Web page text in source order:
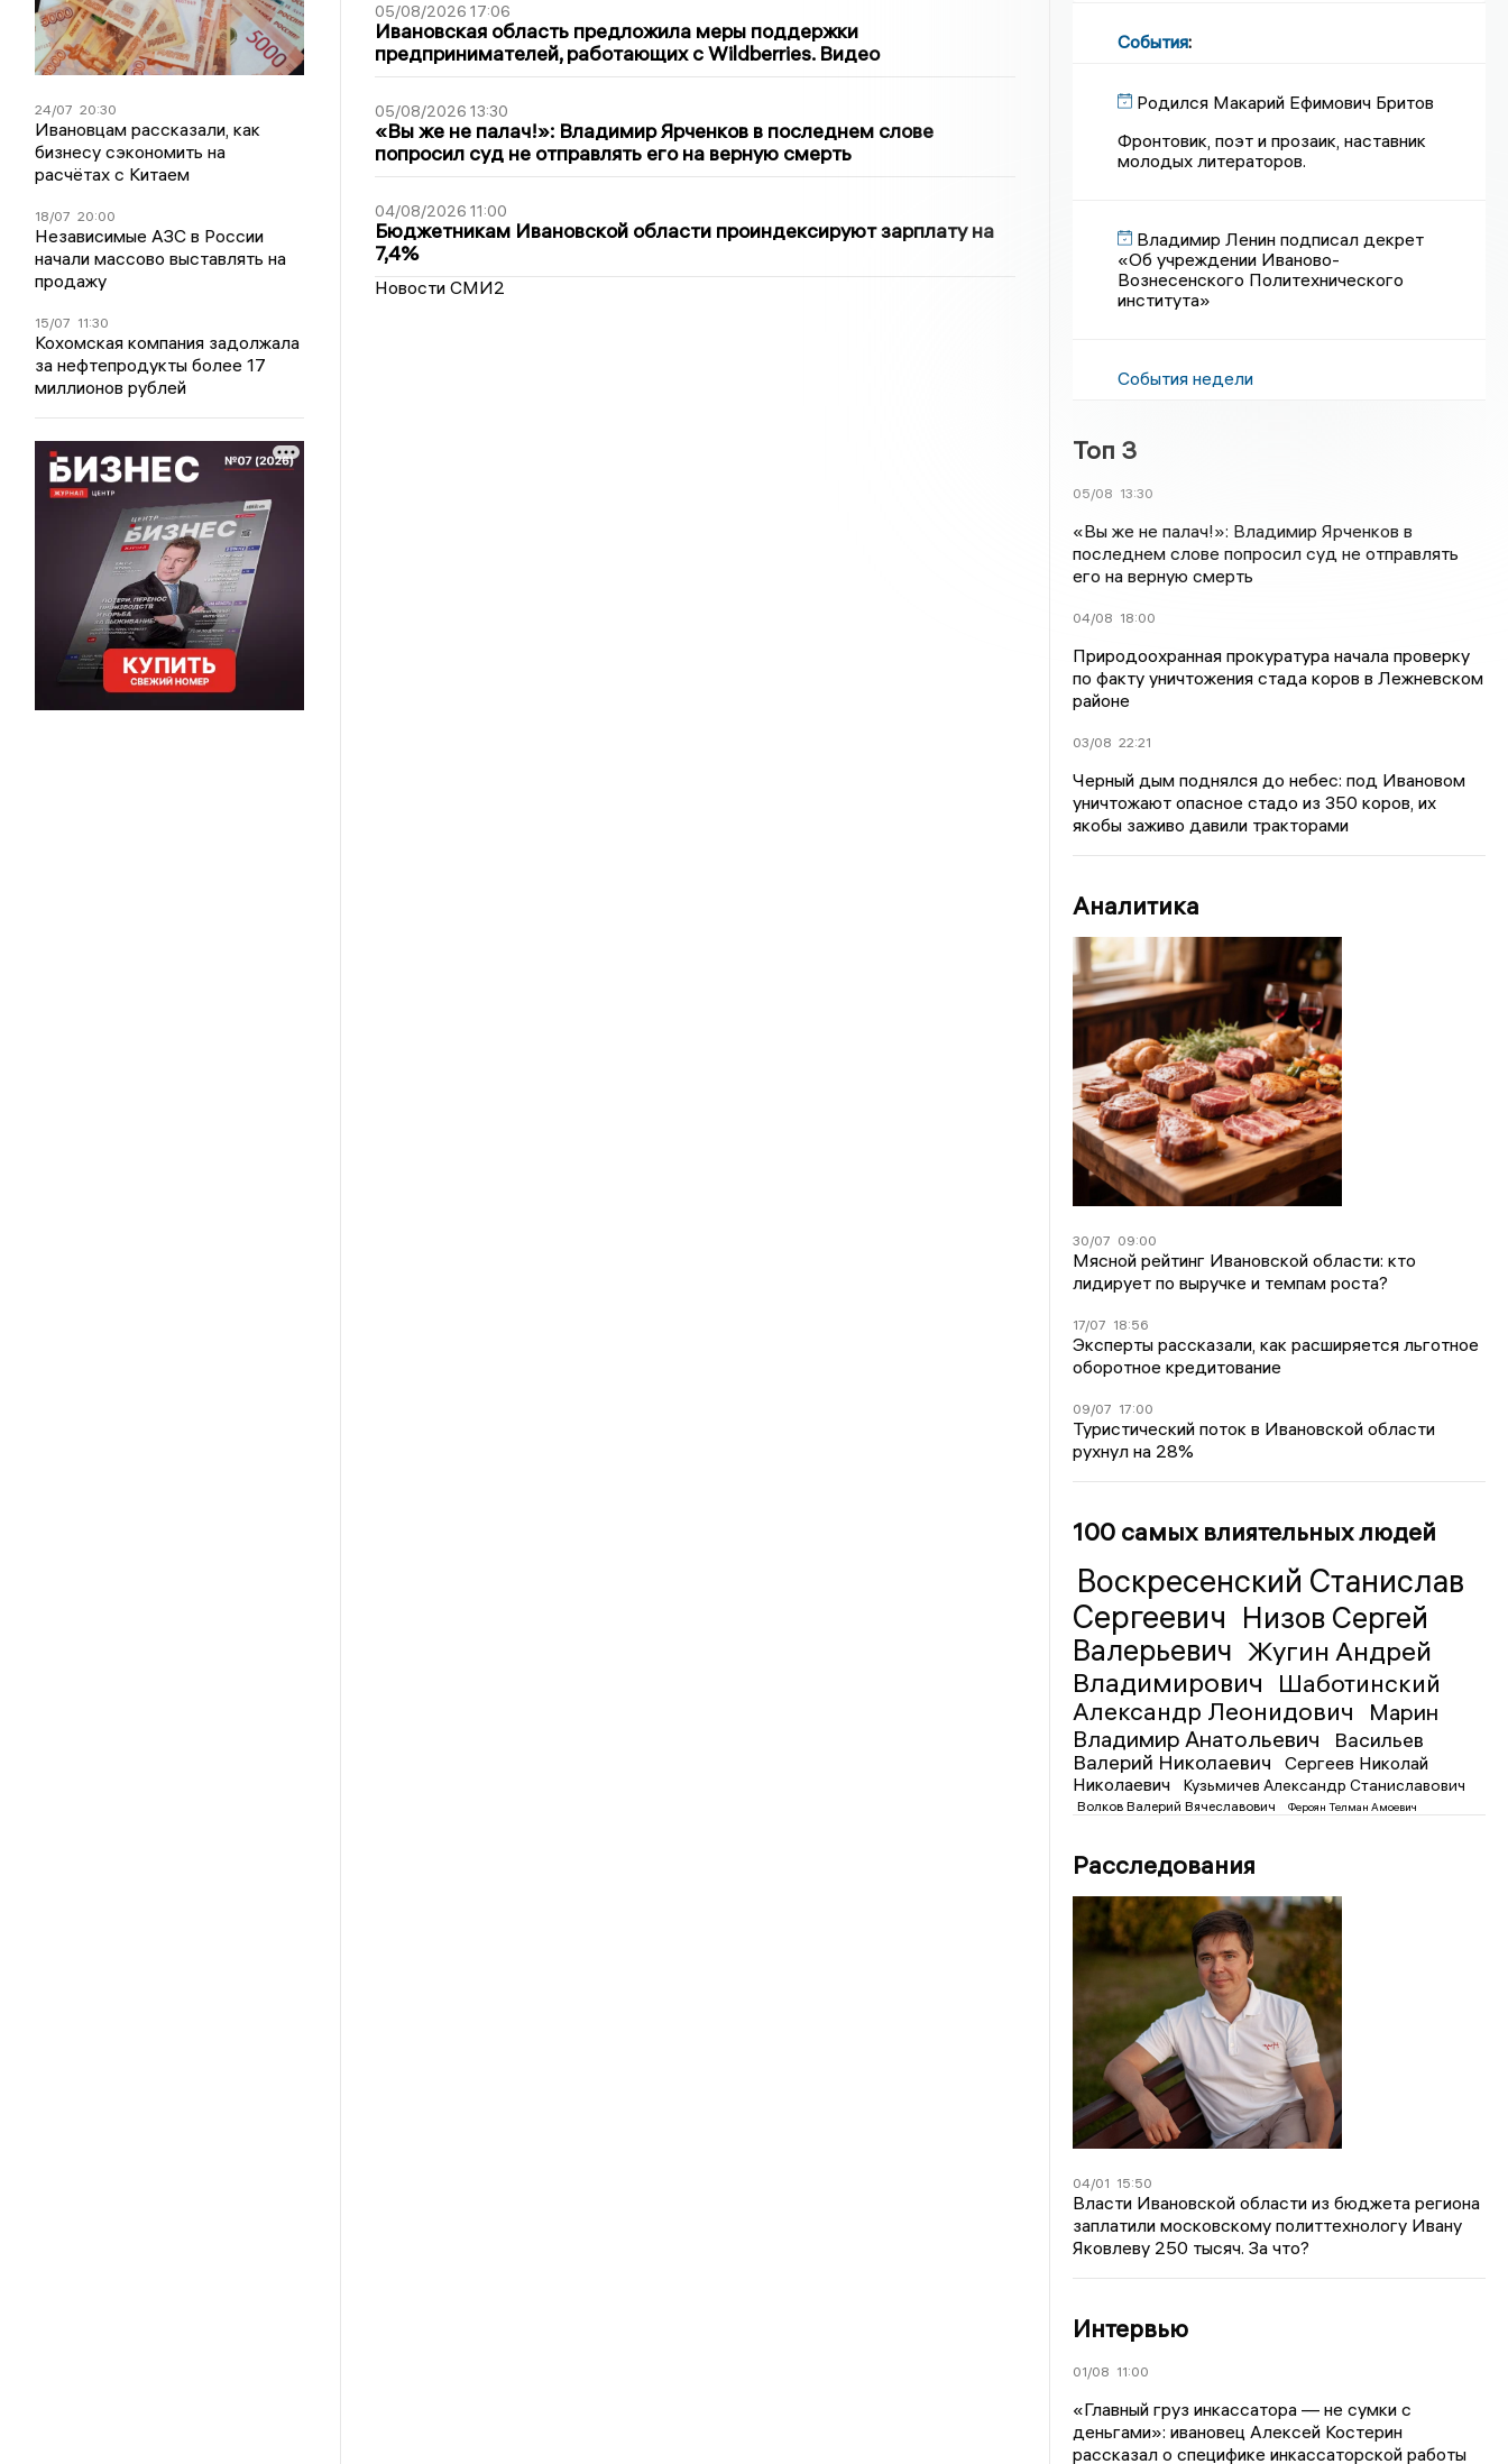
24/07 20:30
Ивановцам рассказали, как
бизнесу сэкономить на
расчётах с Китаем
18/07 20:00
Независимые АЗС в России
начали массово выставлять на
продажу
15/07 11:30
Кохомская компания задолжала
за нефтепродукты более 17
миллионов рублей
05/08/2026 17:06
Ивановская область предложила меры поддержки
предпринимателей, работающих с Wildberries. Видео
05/08/2026 13:30
«Вы же не палач!»: Владимир Ярченков в последнем слове
попросил суд не отправлять его на верную смерть
04/08/2026 11:00
Бюджетникам Ивановской области проиндексируют зарплату на
7,4%
Новости СМИ2
События:
Родился Макарий Ефимович Бритов
Фронтовик, поэт и прозаик, наставник
молодых литераторов.
Владимир Ленин подписал декрет
«Об учреждении Иваново-
Вознесенского Политехнического
института»
События недели
Топ 3
05/08 13:30
«Вы же не палач!»: Владимир Ярченков в
последнем слове попросил суд не отправлять
его на верную смерть
04/08 18:00
Природоохранная прокуратура начала проверку
по факту уничтожения стада коров в Лежневском
районе
03/08 22:21
Черный дым поднялся до небес: под Ивановом
уничтожают опасное стадо из 350 коров, их
якобы заживо давили тракторами
Аналитика
30/07 09:00
Мясной рейтинг Ивановской области: кто
лидирует по выручке и темпам роста?
17/07 18:56
Эксперты рассказали, как расширяется льготное
оборотное кредитование
09/07 17:00
Туристический поток в Ивановской области
рухнул на 28%
100 самых влиятельных людей
Воскресенский Станислав
Сергеевич Низов Сергей
Валерьевич Жугин Андрей
Владимирович
Шаботинский
Александр Леонидович
Марин
Владимир Анатольевич
Васильев
Валерий Николаевич
Сергеев Николай
Николаевич
Кузьмичев Александр Станиславович
Волков Валерий Вячеславович Фероян Телман Амоевич
Расследования
04/01 15:50
Власти Ивановской области из бюджета региона
заплатили московскому политтехнологу Ивану
Яковлеву 250 тысяч. За что?
Интервью
01/08 11:00
«Главный груз инкассатора — не сумки с
деньгами»: ивановец Алексей Костерин
рассказал о специфике инкассаторской работы